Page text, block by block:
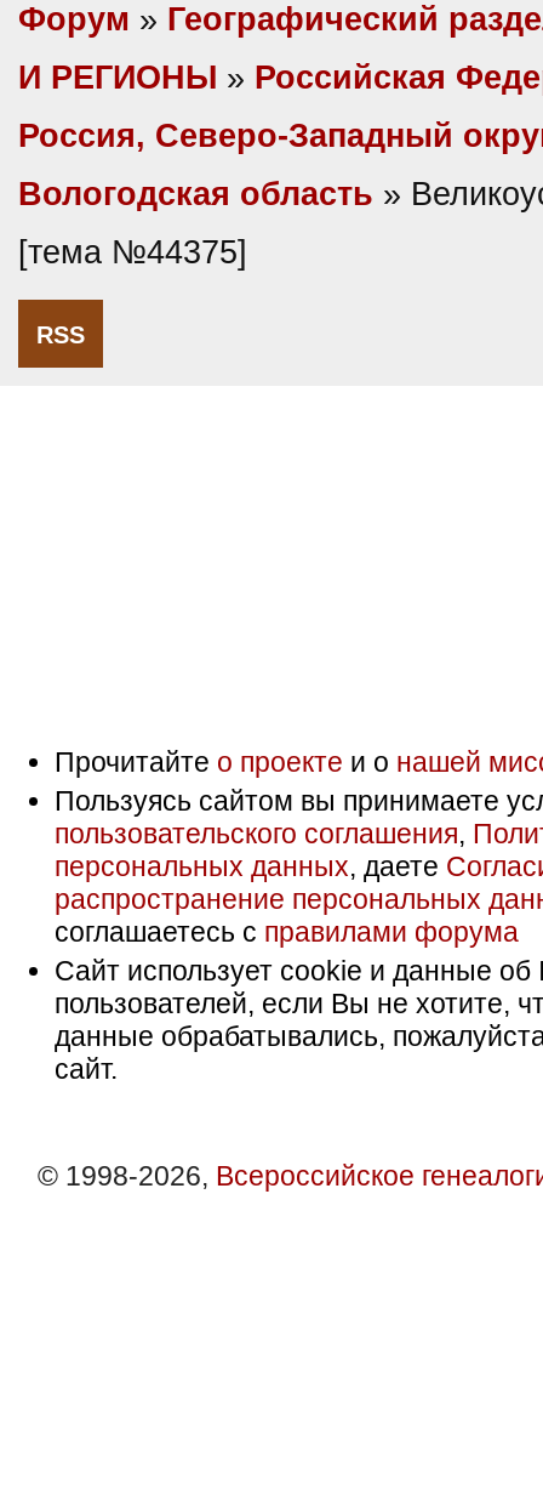
Форум » Географический
И РЕГИОНЫ » Российская
Россия, Северо-Западный
Вологодская область »
[тема №44375]
RSS
Прочитайте о проекте и о нашей
Пользуясь сайтом вы принимаете
пользовательского соглашения,
персональных данных, даете
распространение персональных
соглашаетесь с правилами форума
Сайт использует cookie и данные об
пользователей, если Вы не хотите,
данные обрабатывались,
сайт.
© 1998-2026, Всероссийское